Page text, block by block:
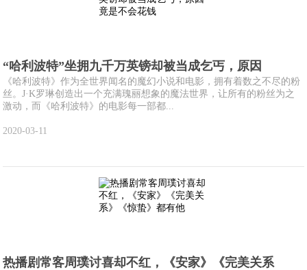
“哈利波特”坐拥九千万英镑却被当成乞丐，原因
《哈利波特》作为全世界闻名的魔幻小说和电影，拥有着数之不尽的粉
丝。J·K罗琳创造出一个充满瑰丽想象的魔法世界，让所有的粉丝为之
激动，而《哈利波特》的电影每一部都...
2020-03-11
热播剧常客周璞讨喜却不红，《安家》《完美关系